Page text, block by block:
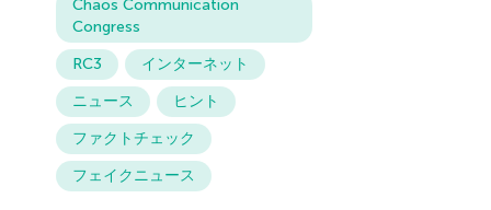
Chaos Communication
Congress
RC3
インターネット
ニュース
ヒント
ファクトチェック
フェイクニュース